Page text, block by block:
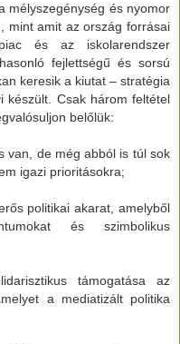
mélyszegénység és nyomor
mint amit az ország forrásai
és az iskolarendszer
fejlettségű és sorsú
keresik a kiutat – stratégia
készült. Csak három feltétel
belőlük:
van, de még abból is túl sok
igazi prioritásokra;
politikai akarat, amelyből
és szimbolikus
támogatása az
a mediatizált politika